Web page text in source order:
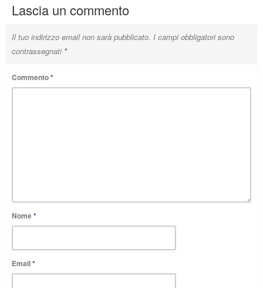
Lascia un commento
Il tuo indirizzo email non sarà pubblicato. I campi obbligatori sono
contrassegnati *
Commento*
Nome*
Email*